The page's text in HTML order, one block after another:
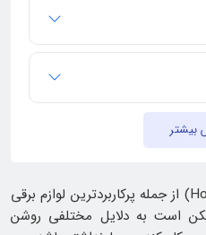
بیشتر
یخچال فریزر هات پوینت (Hotpoint) از جمله پرکاربردترین لوازم برقی
است به دلایل مختلفی روشن